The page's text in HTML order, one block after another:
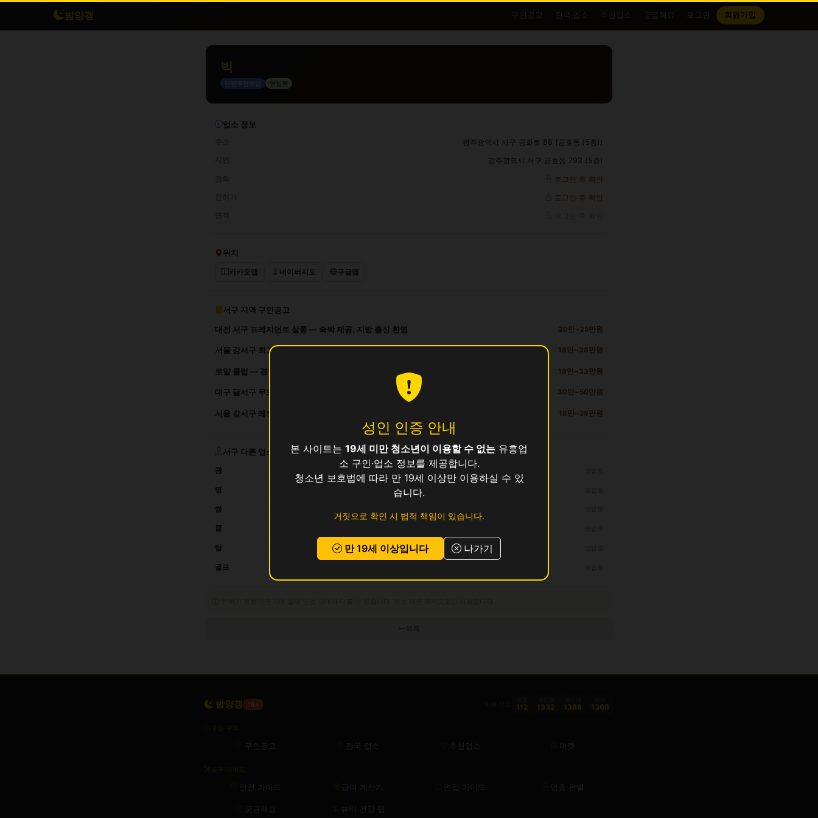
밤양갱 구인공고 전국 업소 추천업소 궁금해요 회원가입
성인 인증 안내
본 사이트는 19세 미만 청소년이 이용할 수 없는 유흥업
소 구인·업소 정보를 제공합니다.
청소년 보호법에 따라 만 19세 이상만 이용하실 수 있
습니다.
거짓으로 확인 시 법적 책임이 있습니다.
만 19세 이상입니다 나가기
빅
단란주점영업 영업중
업소 정보
광주광역시 서구 금화로 88 (금호동,(5층))
광주광역시 서구 금호동 793 (5층)
로그인 후 확인
로그인 후 확인
위치
카카오맵 네이버지도 구글맵
서구 지역 구인공고
대전 서구 프레지던트 살롱 — 숙박 제공, 지방 출신 환영 20만~25만원
서울 강서구 최고 시설 카리스마 살롱 접객원 모집 18만~38만원
로얄 클럽 — 경력 무관, 높은 대우 보장 18만~33만원
대구 달서구 무드인 라운지 — 도우미·접객부 급구 30만~50만원
서울 강서구 레드문 클럽하우스 — 대우 좋은 곳에서 일하세요 18만~28만원
서구 다른 업소
광
명
썸
쿨
탑
골프
밤양갱 19+ 112 1332 1388 1366
구인공고 전국 업소 추천업소 마켓
안전 가이드 급여 계산기 면접 가이드 업종 판별
궁금해요 뷰티·건강 팁